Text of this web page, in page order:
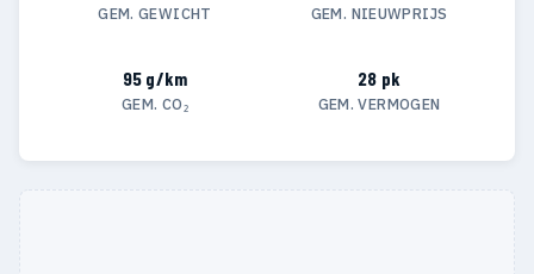
GEM. GEWICHT GEM. NIEUWPRIJS
95 g/km
GEM. CO₂
28 pk
GEM. VERMOGEN